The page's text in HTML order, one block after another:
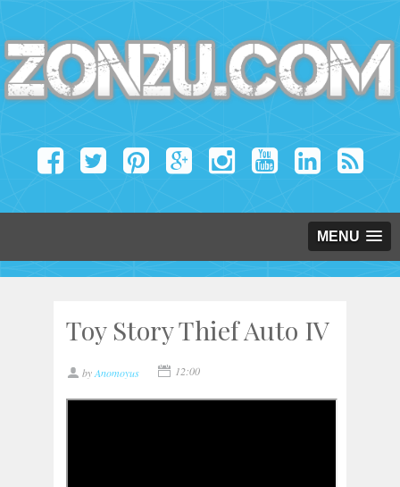
MENU
Toy Story Thief Auto IV
byAnomoyus 12:00